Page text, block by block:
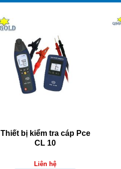
Thiết bị kiểm tra cáp Pce
CL 10
Liên hệ